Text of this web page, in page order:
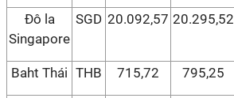
Đô la
Singapore
SGD 20.092,57 20.295,52
Baht Thái THB 715,72 795,25